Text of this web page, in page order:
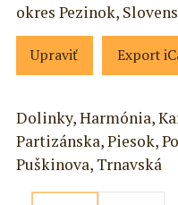
okres Pezinok,
Upraviť Export
Dolinky, Harmónia,
Partizánska, Piesok,
Puškinova, Trnavská